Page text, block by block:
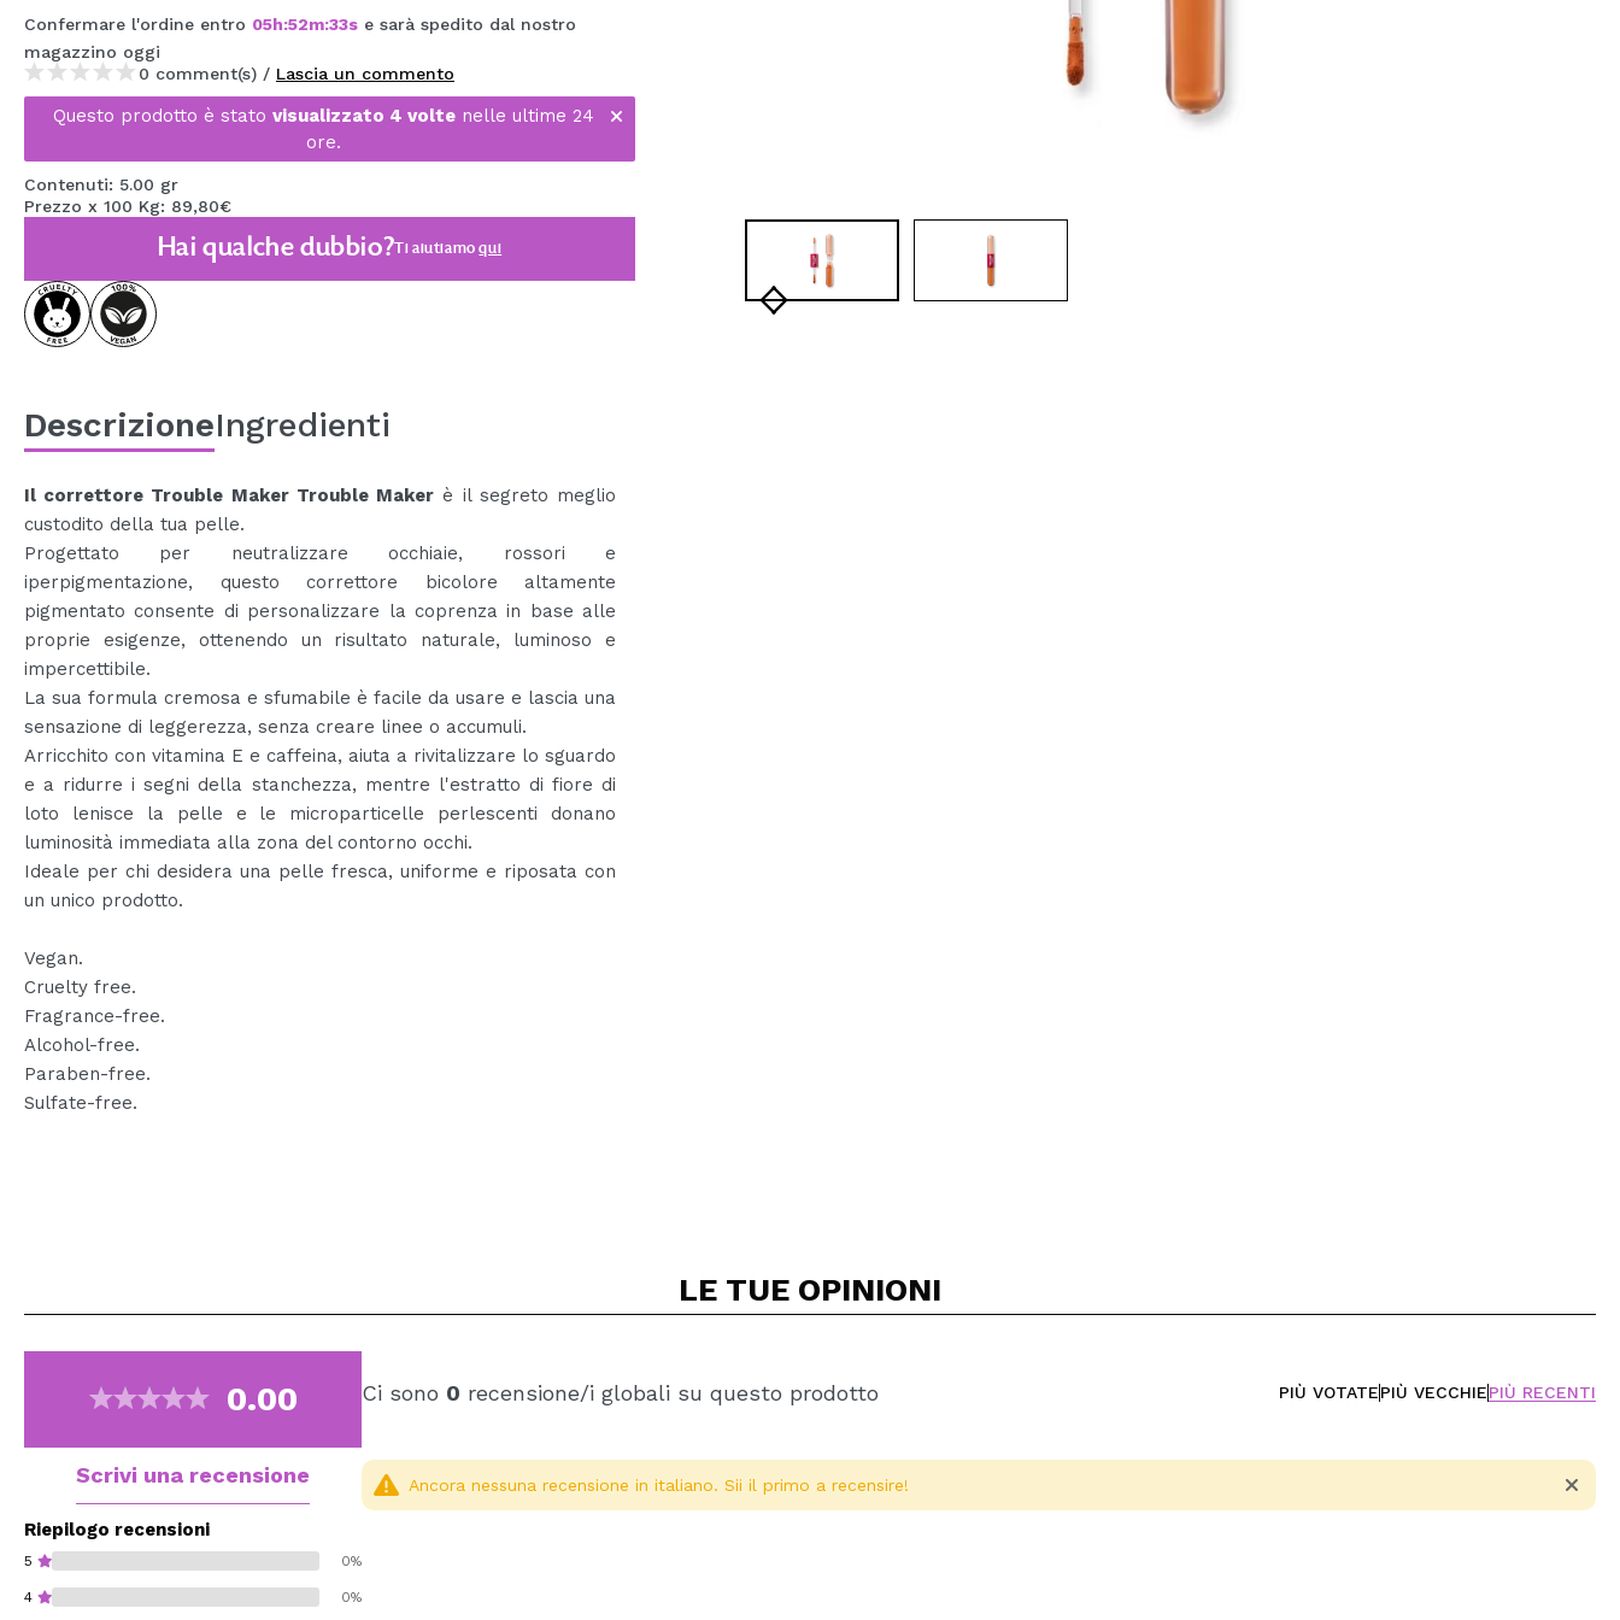
MAQUIFARMA
KOREA ZONE
TRAVEL SIZE
NATURE
SPECIALE
OUTLET
SONO TORNATI!
BLOG
Confermare l'ordine entro 05h:52m:32s e sarà spedito dal nostro
magazzino oggi
0 comment(s) / Lascia un commento
Questo prodotto è stato visualizzato 4 volte nelle ultime 24
ore.
Contenuti: 5.00 gr
Prezzo x 100 Kg: 89,80€
Hai qualche dubbio?Ti aiutiamoqui
DescrizioneIngredienti
Il correttore Trouble Maker Trouble Maker è il segreto meglio
custodito della tua pelle.
Progettato per neutralizzare occhiaie, rossori e
iperpigmentazione, questo correttore bicolore altamente
pigmentato consente di personalizzare la coprenza in base alle
proprie esigenze, ottenendo un risultato naturale, luminoso e
impercettibile.
La sua formula cremosa e sfumabile è facile da usare e lascia una
sensazione di leggerezza, senza creare linee o accumuli.
Arricchito con vitamina E e caffeina, aiuta a rivitalizzare lo sguardo
e a ridurre i segni della stanchezza, mentre l'estratto di fiore di
loto lenisce la pelle e le microparticelle perlescenti donano
luminosità immediata alla zona del contorno occhi.
Ideale per chi desidera una pelle fresca, uniforme e riposata con
un unico prodotto.
Vegan.
Cruelty free.
Fragrance-free.
Alcohol-free.
Paraben-free.
Sulfate-free.
LE TUE OPINIONI
0.00
Scrivi una recensione
Riepilogo recensioni
5 0%
4 0%
Ci sono 0 recensione/i globali su questo prodotto PIÙ VOTATEPIÙ VECCHIEPIÙ RECENTI
Ancora nessuna recensione in italiano. Sii il primo a recensire!